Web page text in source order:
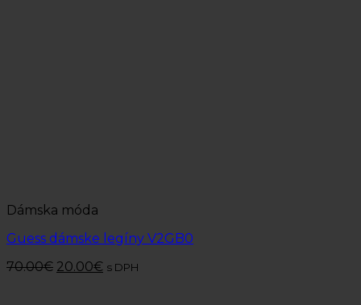
Dámska móda
Guess dámske legíny V2GB0
70.00€ 20.00€ s DPH